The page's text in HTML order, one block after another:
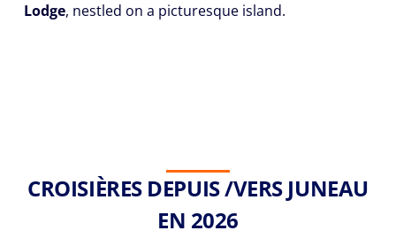
Lodge, nestled on a picturesque island.
CROISIÈRES DEPUIS /VERS JUNEAU
EN 2026